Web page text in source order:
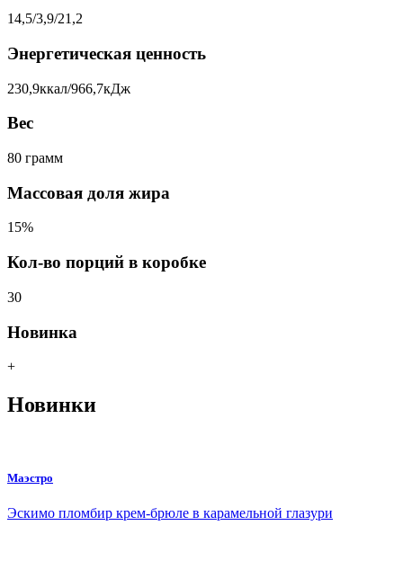
14,5/3,9/21,2
Энергетическая ценность
230,9ккал/966,7кДж
Вес
80 грамм
Массовая доля жира
15%
Кол-во порций в коробке
30
Новинка
+
Новинки
Маэстро
Эскимо пломбир крем-брюле в карамельной глазури